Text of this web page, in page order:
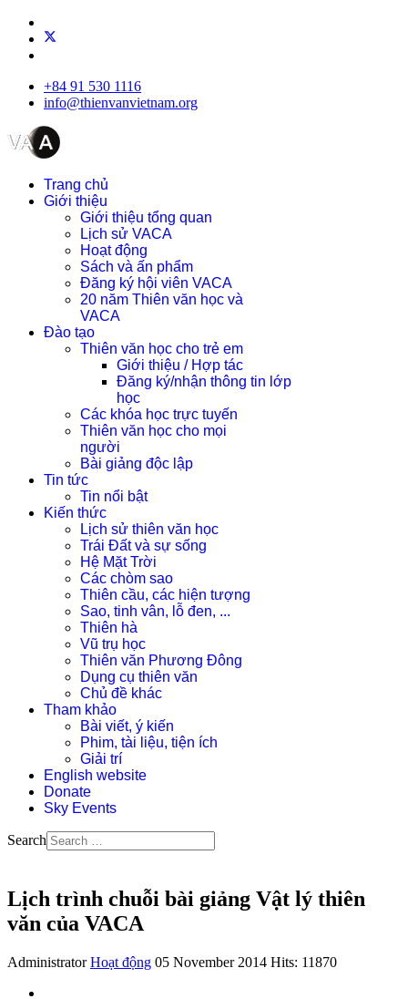
+84 91 530 1116
info@thienvanvietnam.org
Trang chủ
Giới thiệu
Giới thiệu tổng quan
Lịch sử VACA
Hoạt động
Sách và ấn phẩm
Đăng ký hội viên VACA
20 năm Thiên văn học và
VACA
Đào tạo
Thiên văn học cho trẻ em
Giới thiệu / Hợp tác
Đăng ký/nhận thông tin lớp
học
Các khóa học trực tuyến
Thiên văn học cho mọi
người
Bài giảng độc lập
Tin tức
Tin nổi bật
Kiến thức
Lịch sử thiên văn học
Trái Đất và sự sống
Hệ Mặt Trời
Các chòm sao
Thiên cầu, các hiện tượng
Sao, tinh vân, lỗ đen, ...
Thiên hà
Vũ trụ học
Thiên văn Phương Đông
Dụng cụ thiên văn
Chủ đề khác
Tham khảo
Bài viết, ý kiến
Phim, tài liệu, tiện ích
Giải trí
English website
Donate
Sky Events
Search
Lịch trình chuỗi bài giảng Vật lý thiên
văn của VACA
Administrator Hoạt động 05 November 2014 Hits: 11870